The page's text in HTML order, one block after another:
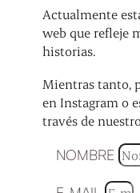
Actualmente
web que refleje
historias.
Mientras tanto,
en Instagram o
través de
NOMBRE